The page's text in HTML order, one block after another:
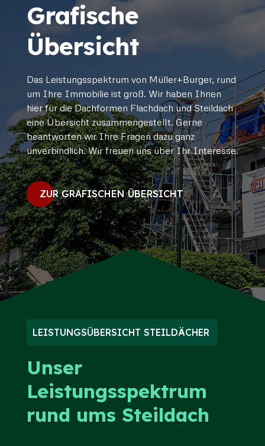
Grafische
Übersicht
Das Leistungsspektrum von Müller+Burger, rund
um Ihre Immobilie ist groß. Wir haben Ihnen
hier für die Dachformen Flachdach und Steildach
eine Übersicht zusammengestellt. Gerne
beantworten wir Ihre Fragen dazu ganz
unverbindlich. Wir freuen uns über Ihr Interesse.
ZUR GRAFISCHEN ÜBERSICHT
LEISTUNGSÜBERSICHT STEILDÄCHER
Unser
Leistungsspektrum
rund ums Steildach